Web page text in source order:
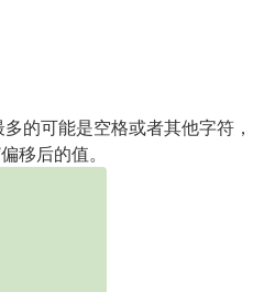
的可能是空格或者其他字符，
移后的值。